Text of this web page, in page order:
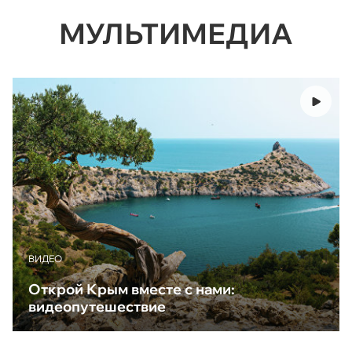
МУЛЬТИМЕДИА
ВИДЕО
Открой Крым вместе с нами:
видеопутешествие